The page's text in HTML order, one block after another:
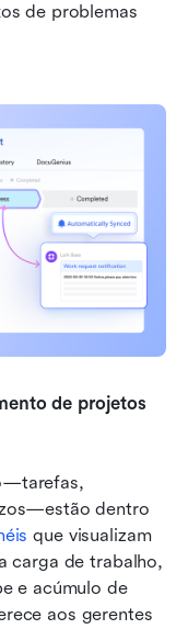
de problemas
de projetos
dentro
que visualizam
carga de trabalho,
e acúmulo de
aos gerentes